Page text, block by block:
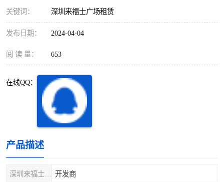
关键词： 深圳来福士广场租赁
发布日期： 2024-04-04
阅 读 量： 653
在线QQ：
产品描述
开发商
南山区
深圳超级总部基地 后海
龙岗区